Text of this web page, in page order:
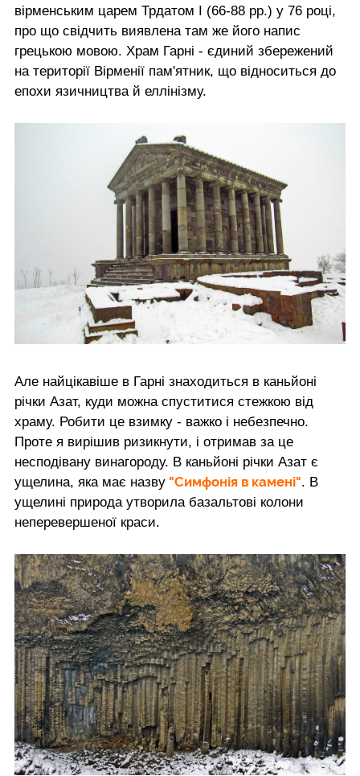
вірменським царем Трдатом I (66-88 рр.) у 76 році,
про що свідчить виявлена там же його напис
грецькою мовою. Храм Гарні - єдиний збережений
на території Вірменії пам'ятник, що відноситься до
епохи язичництва й еллінізму.
Але найцікавіше в Гарні знаходиться в каньйоні
річки Азат, куди можна спуститися стежкою від
храму. Робити це взимку - важко і небезпечно.
Проте я вирішив ризикнути, і отримав за це
несподівану винагороду. В каньйоні річки Азат є
ущелина, яка має назву "Симфонія в камені". В
ущелині природа утворила базальтові колони
неперевершеної краси.